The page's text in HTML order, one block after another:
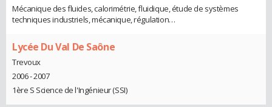
Mécanique des fluides, calorimétrie, fluidique, étude de systèmes
techniques industriels, mécanique, régulation…
Lycée Du Val De Saône
Trevoux
2006 - 2007
1ère S Science de l'Ingénieur (SSI)